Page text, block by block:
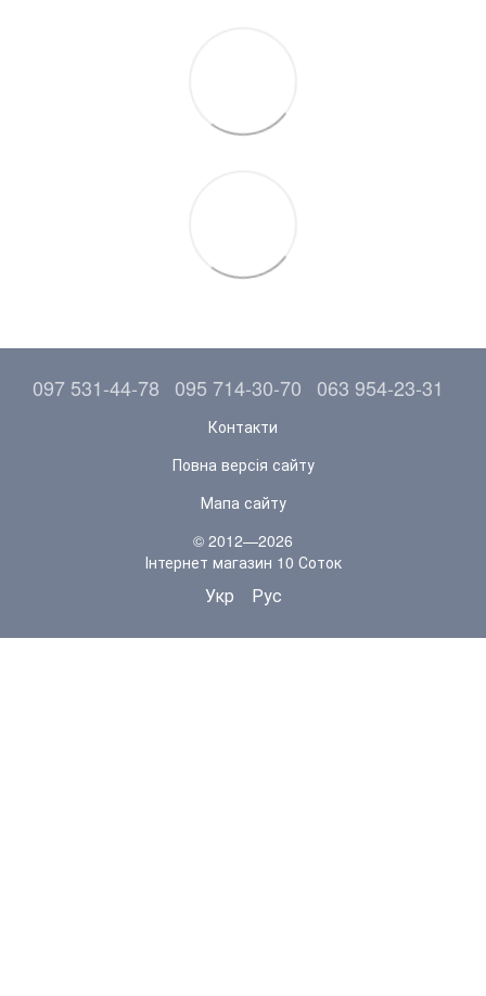
097 531-44-78 095 714-30-70 063 954-23-31
Контакти
Повна версія сайту
Мапа сайту
© 2012—2026
Інтернет магазин 10 Соток
Укр Рус